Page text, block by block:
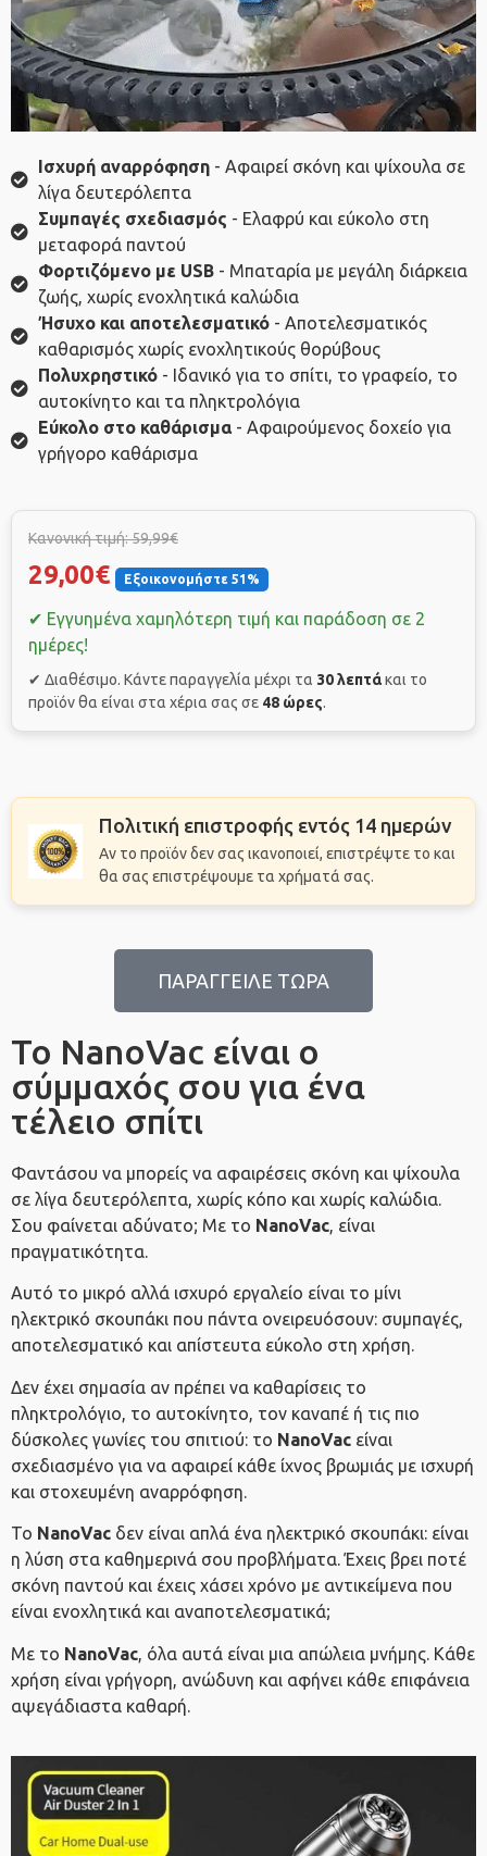
Ισχυρή αναρρόφηση - Αφαιρεί σκόνη και ψίχουλα σε
λίγα δευτερόλεπτα
Συμπαγές σχεδιασμός - Ελαφρύ και εύκολο στη
μεταφορά παντού
Φορτιζόμενο με USB - Μπαταρία με μεγάλη διάρκεια
ζωής, χωρίς ενοχλητικά καλώδια
Ήσυχο και αποτελεσματικό - Αποτελεσματικός
καθαρισμός χωρίς ενοχλητικούς θορύβους
Πολυχρηστικό - Ιδανικό για το σπίτι, το γραφείο, το
αυτοκίνητο και τα πληκτρολόγια
Εύκολο στο καθάρισμα- Αφαιρούμενος δοχείο για
γρήγορο καθάρισμα
Κανονική τιμή: 59,99€
29,00€ Εξοικονομήστε 51%
✔ Εγγυημένα χαμηλότερη τιμή και παράδοση σε 2
ημέρες!
✔ Διαθέσιμο. Κάντε παραγγελία μέχρι τα 30 λεπτάκαι το
προϊόν θα είναι στα χέρια σας σε 48 ώρες.
Πολιτική επιστροφής εντός 14 ημερών
Αν το προϊόν δεν σας ικανοποιεί, επιστρέψτε το και
θα σας επιστρέψουμε τα χρήματά σας.
ΠΑΡΑΓΓΕΙΛΕ ΤΩΡΑ
Το NanoVac είναι ο
σύμμαχός σου για ένα
τέλειο σπίτι
Φαντάσου να μπορείς να αφαιρέσεις σκόνη και ψίχουλα
σε λίγα δευτερόλεπτα, χωρίς κόπο και χωρίς καλώδια.
Σου φαίνεται αδύνατο; Με το NanoVac, είναι
πραγματικότητα.
Αυτό το μικρό αλλά ισχυρό εργαλείο είναι το μίνι
ηλεκτρικό σκουπάκι που πάντα ονειρευόσουν: συμπαγές,
αποτελεσματικό και απίστευτα εύκολο στη χρήση.
Δεν έχει σημασία αν πρέπει να καθαρίσεις το
πληκτρολόγιο, το αυτοκίνητο, τον καναπέ ή τις πιο
δύσκολες γωνίες του σπιτιού: το NanoVac είναι
σχεδιασμένο για να αφαιρεί κάθε ίχνος βρωμιάς με ισχυρή
και στοχευμένη αναρρόφηση.
Το NanoVac δεν είναι απλά ένα ηλεκτρικό σκουπάκι: είναι
η λύση στα καθημερινά σου προβλήματα. Έχεις βρει ποτέ
σκόνη παντού και έχεις χάσει χρόνο με αντικείμενα που
είναι ενοχλητικά και αναποτελεσματικά;
Με το NanoVac , όλα αυτά είναι μια απώλεια μνήμης. Κάθε
χρήση είναι γρήγορη, ανώδυνη και αφήνει κάθε επιφάνεια
αψεγάδιαστα καθαρή.